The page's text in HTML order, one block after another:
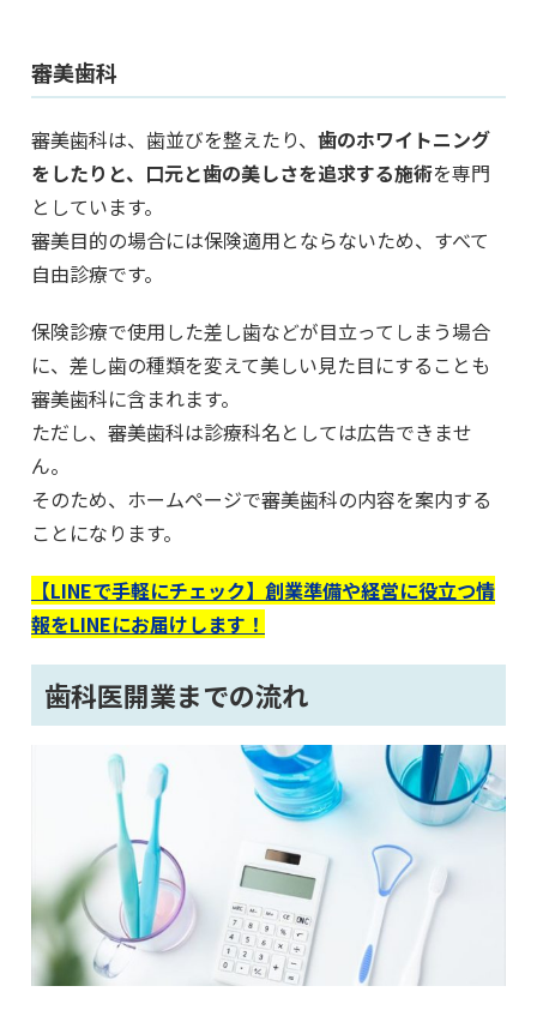
審美歯科
審美歯科は、歯並びを整えたり、 歯のホワイトニング
をしたりと、口元と歯の美しさを追求する施術を専門
としています。
審美目的の場合には保険適用とならないため、すべて
自由診療です。
保険診療で使用した差し歯などが目立ってしまう場合
に、差し歯の種類を変えて美しい見た目にすることも
審美歯科に含まれます。
ただし、審美歯科は診療科名としては広告できませ
ん。
そのため、ホームページで審美歯科の内容を案内する
ことになります。
【LINEで手軽にチェック】創業準備や経営に役立つ情
報をLINEにお届けします！
歯科医開業までの流れ